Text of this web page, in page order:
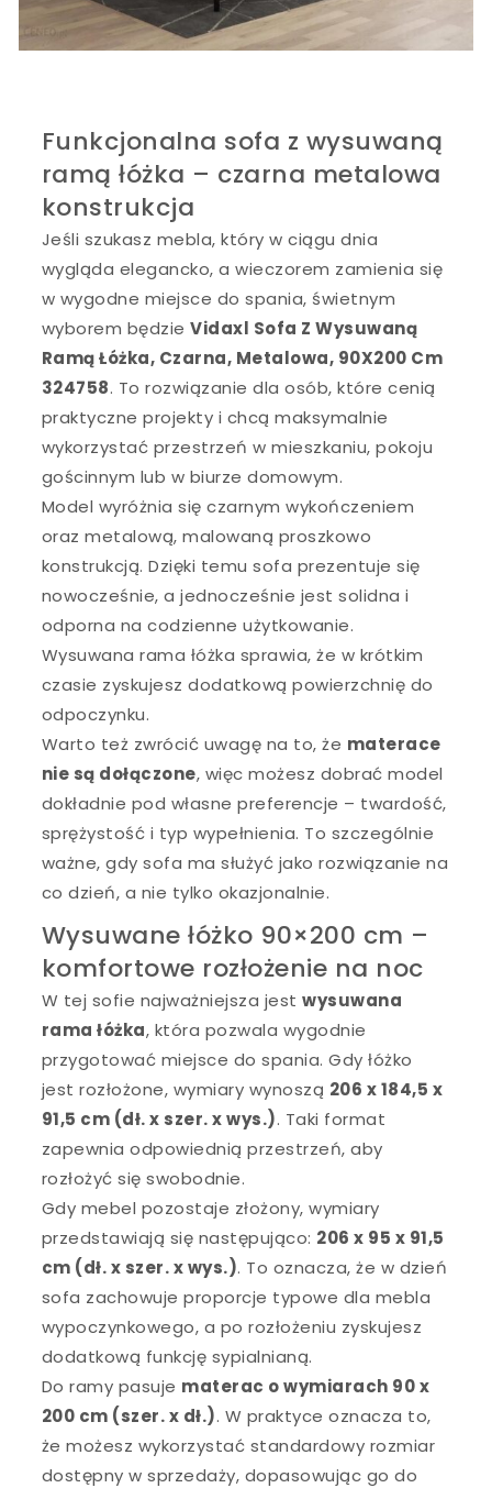
Funkcjonalna sofa z wysuwaną
ramą łóżka – czarna metalowa
konstrukcja
Jeśli szukasz mebla, który w ciągu dnia
wygląda elegancko, a wieczorem zamienia się
w wygodne miejsce do spania, świetnym
wyborem będzieVidaxl Sofa Z Wysuwaną
Ramą Łóżka, Czarna, Metalowa, 90X200 Cm
324758. To rozwiązanie dla osób, które cenią
praktyczne projekty i chcą maksymalnie
wykorzystać przestrzeń w mieszkaniu, pokoju
gościnnym lub w biurze domowym.
Model wyróżnia się czarnym wykończeniem
oraz metalową, malowaną proszkowo
konstrukcją. Dzięki temu sofa prezentuje się
nowocześnie, a jednocześnie jest solidna i
odporna na codzienne użytkowanie.
Wysuwana rama łóżka sprawia, że w krótkim
czasie zyskujesz dodatkową powierzchnię do
odpoczynku.
Warto też zwrócić uwagę na to, że materace
nie są dołączone, więc możesz dobrać model
dokładnie pod własne preferencje – twardość,
sprężystość i typ wypełnienia. To szczególnie
ważne, gdy sofa ma służyć jako rozwiązanie na
co dzień, a nie tylko okazjonalnie.
Wysuwane łóżko 90×200 cm –
komfortowe rozłożenie na noc
W tej sofie najważniejsza jestwysuwana
rama łóżka, która pozwala wygodnie
przygotować miejsce do spania. Gdy łóżko
jest rozłożone, wymiary wynoszą 206 x 184,5 x
91,5 cm (dł. x szer. x wys.). Taki format
zapewnia odpowiednią przestrzeń, aby
rozłożyć się swobodnie.
Gdy mebel pozostaje złożony, wymiary
przedstawiają się następująco: 206 x 95 x 91,5
cm (dł. x szer. x wys.). To oznacza, że w dzień
sofa zachowuje proporcje typowe dla mebla
wypoczynkowego, a po rozłożeniu zyskujesz
dodatkową funkcję sypialnianą.
Do ramy pasuje materac o wymiarach 90 x
200 cm (szer. x dł.). W praktyce oznacza to,
że możesz wykorzystać standardowy rozmiar
dostępny w sprzedaży, dopasowując go do